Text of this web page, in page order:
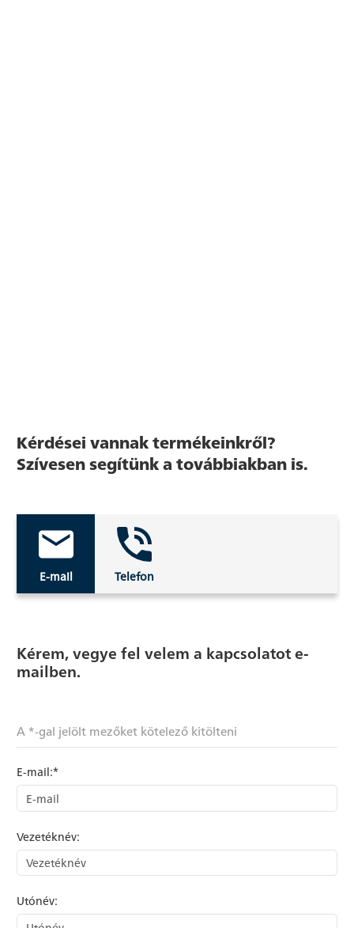
Kérdései vannak termékeinkről?
Szívesen segítünk a továbbiakban is.
E-mail Telefon
Kérem, vegye fel velem a kapcsolatot e-
mailben.
A *-gal jelölt mezőket kötelező kitölteni
E-mail:*
Vezetéknév:
Utónév: